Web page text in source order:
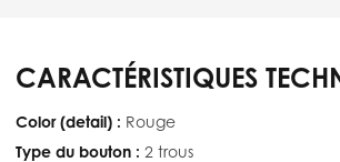
CARACTÉRISTIQUES
Color (detail) : Rouge
Type du bouton : 2 trous